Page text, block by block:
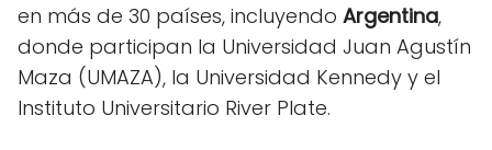
en más de 30 países, incluyendo Argentina,
donde participan la Universidad Juan Agustín
Maza (UMAZA), la Universidad Kennedy y el
Instituto Universitario River Plate.